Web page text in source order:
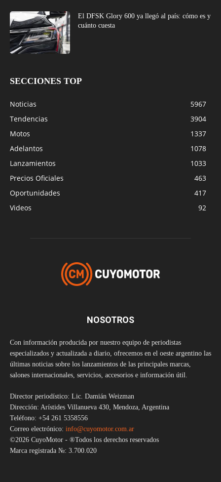
El DFSK Glory 600 ya llegó al país: cómo es y
cuánto cuesta
SECCIONES TOP
Noticias
5967
Tendencias
3904
Motos
1337
Adelantos
1078
Lanzamientos
1033
Precios Oficiales
463
Oportunidades
417
Videos
92
NOSOTROS
Con información producida por nuestro equipo de periodistas
especializados y actualizada a diario, ofrecemos en el oeste argentino las
últimas noticias sobre los lanzamientos de las principales marcas,
salones internacionales, servicios, accesorios e información útil.
Director periodístico: Lic. Damián Weizman
Dirección: Arístides Villanueva 430, Mendoza, Argentina
Teléfono: +54 261 5358556
Correo electrónico: info@cuyomotor.com.ar
©2026 CuyoMotor - ®Todos los derechos reservados
Marca registrada №: 3.700.020